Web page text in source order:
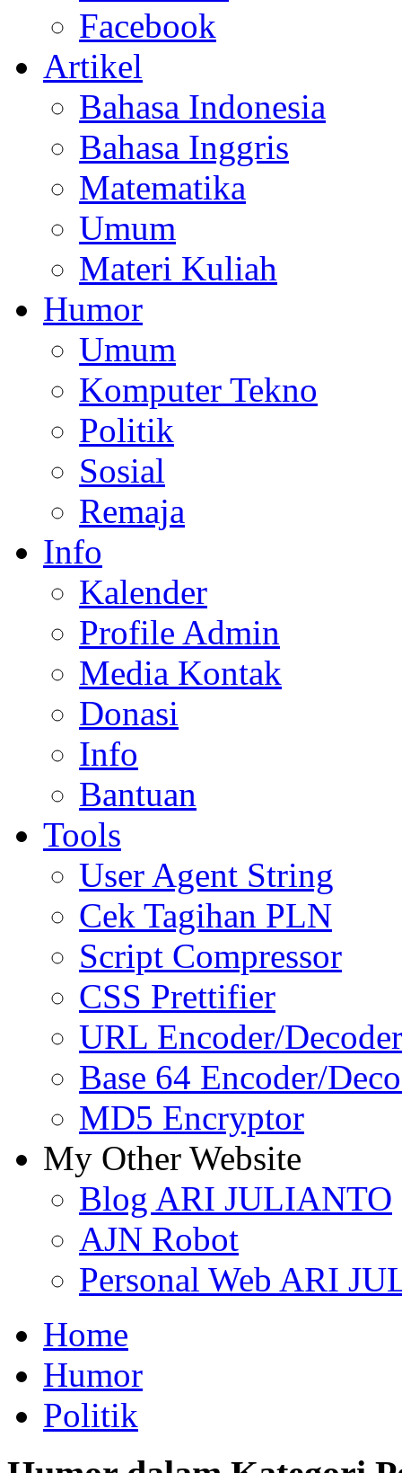
Facebook
Artikel
Bahasa Indonesia
Bahasa Inggris
Matematika
Umum
Materi Kuliah
Humor
Umum
Komputer Tekno
Politik
Sosial
Remaja
Info
Kalender
Profile Admin
Media Kontak
Donasi
Info
Bantuan
Tools
User Agent String
Cek Tagihan PLN
Script Compressor
CSS Prettifier
URL Encoder/Decoder
Base 64 Encoder/
MD5 Encryptor
My Other Website
Blog ARI JULIANTO
AJN Robot
Personal Web ARI
Home
Humor
Politik